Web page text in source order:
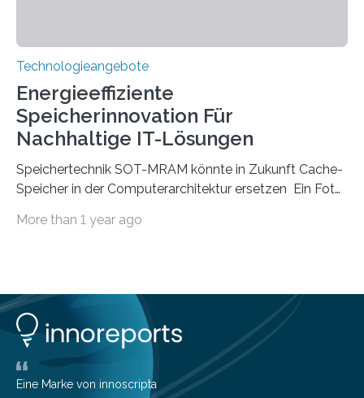
Technologieangebote
Energieeffiziente
Speicherinnovation Für
Nachhaltige IT-Lösungen
Speichertechnik SOT-MRAM könnte in Zukunft Cache-
Speicher in der Computerarchitektur ersetzen Ein Foto,
Hochgeladene Medien landen in riesigen Cloud-
weltweiten Gesamtenergieverbrauchs, was 200
Terawattstunden Strom pro Jahr entspricht. Dieser
immense Energiebedarf hat Wissenschaftlerinnen und
Wissenschaftler dazu veranlasst, innovative Wege zur
Senkung des Energieverbrauchs zu erforschen. Neuer
More than 1 year ago
Eine Marke von innoscripta